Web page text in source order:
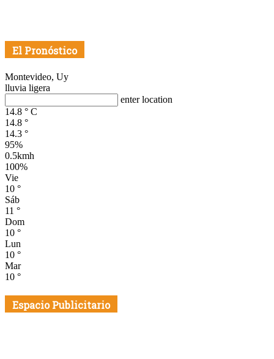
El Pronóstico
Montevideo, Uy
lluvia ligera
enter location
14.8 ° C
14.8 °
14.3 °
95%
0.5kmh
100%
Vie
10 °
Sáb
11 °
Dom
10 °
Lun
10 °
Mar
10 °
Espacio Publicitario